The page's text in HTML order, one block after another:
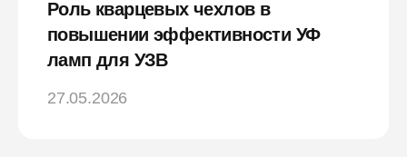
Роль кварцевых чехлов в
повышении эффективности УФ
ламп для УЗВ
27.05.2026